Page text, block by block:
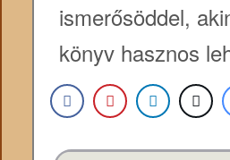
ismerősöddel,
könyv hasznos